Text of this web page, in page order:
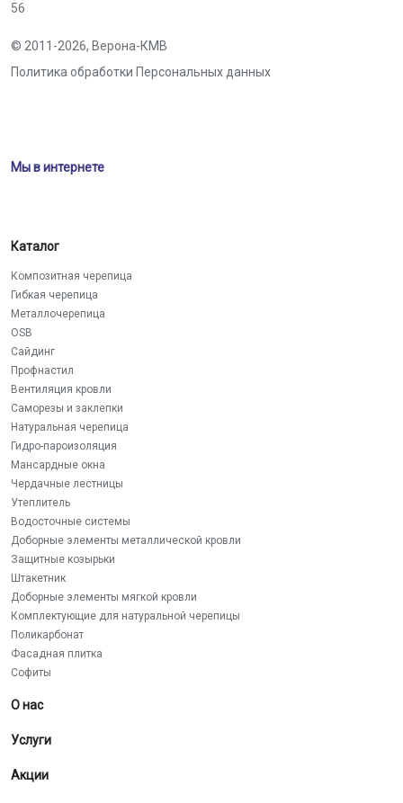
56
© 2011-2026, Верона-КМВ
Политика обработки Персональных данных
Мы в интернете
Каталог
Композитная черепица
Гибкая черепица
Металлочерепица
OSB
Сайдинг
Профнастил
Вентиляция кровли
Саморезы и заклепки
Натуральная черепица
Гидро-пароизоляция
Мансардные окна
Чердачные лестницы
Утеплитель
Водосточные системы
Доборные элементы металлической кровли
Защитные козырьки
Штакетник
Доборные элементы мягкой кровли
Комплектующие для натуральной черепицы
Поликарбонат
Фасадная плитка
Софиты
О нас
Услуги
Акции